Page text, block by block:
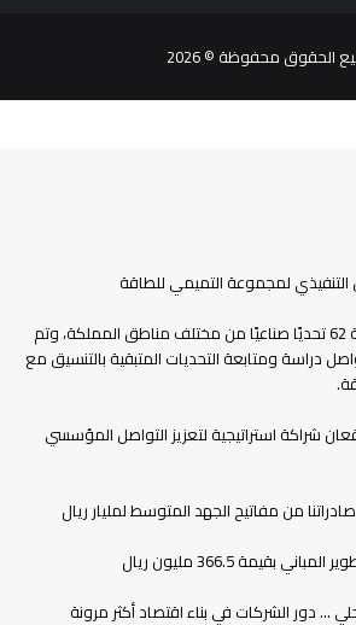
الحقوق محفوظة © 2026
لمجموعة التميمي للطاقة
رصدت #اللجنةالوطنيةالصناعية 62 تحديًا صناعيًا من مختلف مناطق المملكة، وتم
تتواصل دراسة ومتابعة التحديات المتبقية بالتنسيق مع
شراكة استراتيجية لتعزيز التواصل المؤسسي
من مفاتيح الجهد المتوسط لمليار ريال
366.5 مليون ريال
… دور الشركات في بناء اقتصاد أكثر مرونة